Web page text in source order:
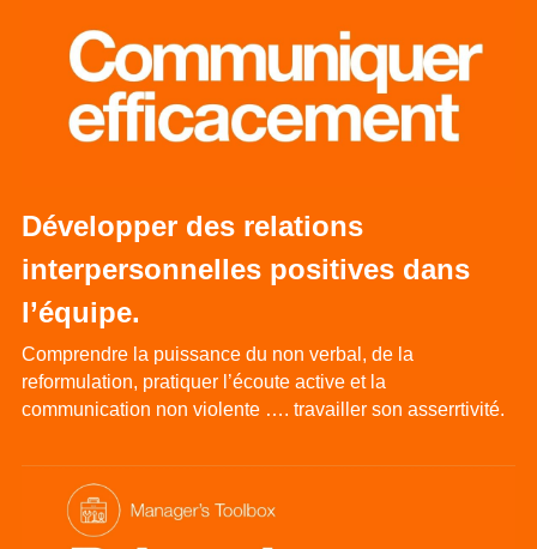
Développer des relations
interpersonnelles positives dans
l’équipe.
Comprendre la puissance du non verbal, de la
reformulation, pratiquer l’écoute active et la
communication non violente …. travailler son asserrtivité.